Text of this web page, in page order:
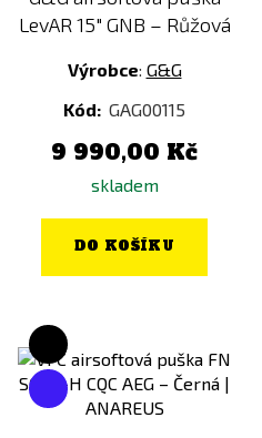
LevAR 15" GNB – Růžová
Výrobce: G&G
Kód: GAG00115
9 990,00 Kč
skladem
DO KOŠÍKU